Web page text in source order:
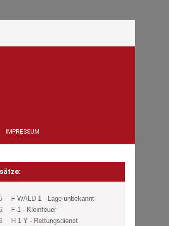
IMPRESSUM
F WALD 1 - Lage unbekannt
F 1 - Kleinfeuer
H 1 Y - Rettungsdienst